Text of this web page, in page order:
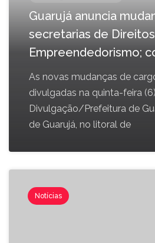
Guarujá anuncia
secretarias de
Empreendedorismo;
As novas mudanças de
divulgadas na quinta-feira
Divulgação/Prefeitura de
de Guarujá, no litoral de
Notícias